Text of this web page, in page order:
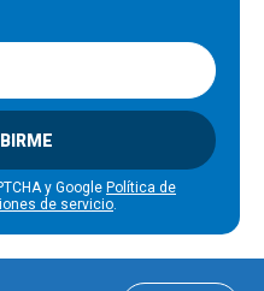
y Google Política de
de servicio.